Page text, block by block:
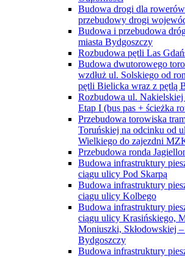
Budowa drogi dla
przebudowy drogi
Budowa i przebudowa
miasta Bydgoszczy
Rozbudowa pętli Las
Budowa dwutorowego
wzdłuż ul. Solskiego od
pętli Bielicka wraz z pętlą
Rozbudowa ul.
Etap I (bus pas + ścieżka
Przebudowa torowiska
Toruńskiej na odcinku od
Wielkiego do zajezdni
Przebudowa ronda
Budowa infrastruktury
ciągu ulicy Pod Skarpą
Budowa infrastruktury
ciągu ulicy Kolbego
Budowa infrastruktury
ciągu ulicy Krasińskiego,
Moniuszki, Skłodowskiej
Bydgoszczy
Budowa infrastruktury